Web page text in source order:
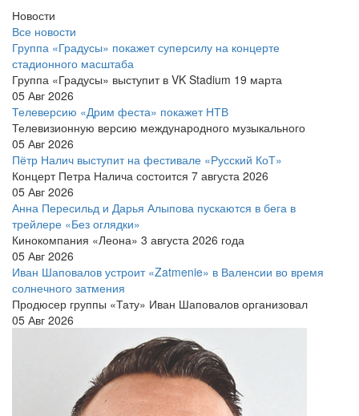
Новости
Все новости
Группа «Градусы» покажет суперсилу на концерте
стадионного масштаба
Группа «Градусы» выступит в VK Stadium 19 марта
05 Авг 2026
Телеверсию «Дрим феста» покажет НТВ
Телевизионную версию международного музыкального
05 Авг 2026
Пётр Налич выступит на фестивале «Русский КоТ»
Концерт Петра Налича состоится 7 августа 2026
05 Авг 2026
Анна Пересильд и Дарья Алыпова пускаются в бега в
трейлере «Без оглядки»
Кинокомпания «Леона» 3 августа 2026 года
05 Авг 2026
Иван Шаповалов устроит «Zatmenie» в Валенсии во время
солнечного затмения
Продюсер группы «Тату» Иван Шаповалов организовал
05 Авг 2026